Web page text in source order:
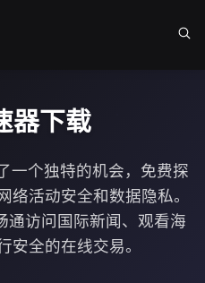
器下载
一个独特的机会，免费探
络活动安全和数据隐私。
通访问国际新闻、观看海
安全的在线交易。